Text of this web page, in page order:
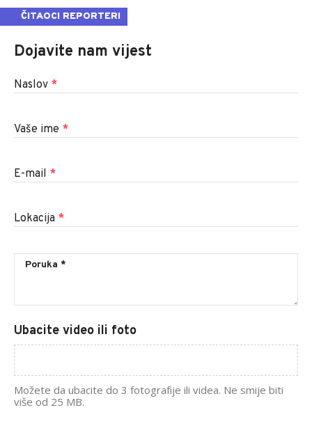
ČITAOCI REPORTERI
Dojavite nam vijest
Naslov *
Vaše ime *
E-mail *
Lokacija *
Ubacite video ili foto
Možete da ubacite do 3 fotografije ili videa. Ne smije biti
više od 25 MB.